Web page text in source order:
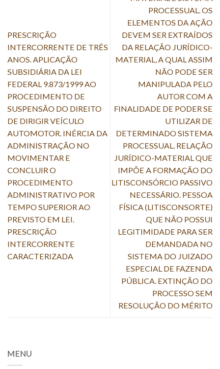
PRESCRIÇÃO
INTERCORRENTE DE TRÊS
ANOS. APLICAÇÃO
SUBSIDIÁRIA DA LEI
FEDERAL 9.873/1999 AO
PROCEDIMENTO DE
SUSPENSÃO DO DIREITO
DE DIRIGIR VEÍCULO
AUTOMOTOR. INÉRCIA DA
ADMINISTRAÇÃO NO
MOVIMENTAR E
CONCLUIR O
PROCEDIMENTO
ADMINISTRATIVO POR
TEMPO SUPERIOR AO
PREVISTO EM LEI.
PRESCRIÇÃO
INTERCORRENTE
CARACTERIZADA
PROCESSUAL. OS
ELEMENTOS DA AÇÃO
DEVEM SER EXTRAÍDOS
DA RELAÇÃO JURÍDICO-
MATERIAL, A QUAL ASSIM
NÃO PODE SER
MANIPULADA PELO
AUTOR COM A
FINALIDADE DE PODER SE
UTILIZAR DE
DETERMINADO SISTEMA
PROCESSUAL. RELAÇÃO
JURÍDICO-MATERIAL QUE
IMPÕE A FORMAÇÃO DO
LITISCONSÓRCIO PASSIVO
NECESSÁRIO. PESSOA
FÍSICA (LITISCONSORTE)
QUE NÃO POSSUI
LEGITIMIDADE PARA SER
DEMANDADA NO
SISTEMA DO JUIZADO
ESPECIAL DE FAZENDA
PÚBLICA. EXTINÇÃO DO
PROCESSO SEM
RESOLUÇÃO DO MÉRITO
MENU